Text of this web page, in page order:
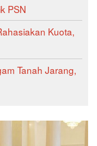
PSN
Kuota,
Tanah Jarang,